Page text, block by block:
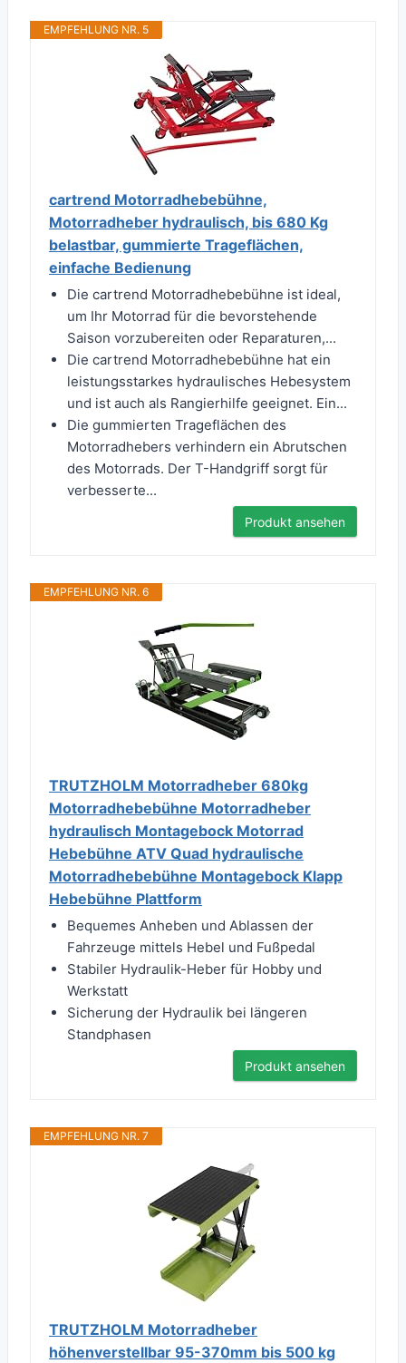
EMPFEHLUNG NR. 5
cartrend Motorradhebebühne,
Motorradheber hydraulisch, bis 680 Kg
belastbar, gummierte Trageflächen,
einfache Bedienung
Die cartrend Motorradhebebühne ist ideal,
um Ihr Motorrad für die bevorstehende
Saison vorzubereiten oder Reparaturen,...
Die cartrend Motorradhebebühne hat ein
leistungsstarkes hydraulisches Hebesystem
und ist auch als Rangierhilfe geeignet. Ein...
Die gummierten Trageflächen des
Motorradhebers verhindern ein Abrutschen
des Motorrads. Der T-Handgriff sorgt für
verbesserte...
Produkt ansehen
EMPFEHLUNG NR. 6
TRUTZHOLM Motorradheber 680kg
Motorradhebebühne Motorradheber
hydraulisch Montagebock Motorrad
Hebebühne ATV Quad hydraulische
Motorradhebebühne Montagebock Klapp
Hebebühne Plattform
Bequemes Anheben und Ablassen der
Fahrzeuge mittels Hebel und Fußpedal
Stabiler Hydraulik-Heber für Hobby und
Werkstatt
Sicherung der Hydraulik bei längeren
Standphasen
Produkt ansehen
EMPFEHLUNG NR. 7
TRUTZHOLM Motorradheber
höhenverstellbar 95-370mm bis 500 kg